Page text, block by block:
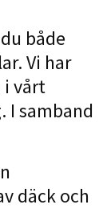
både
Vi har
i vårt
I samband
däck och